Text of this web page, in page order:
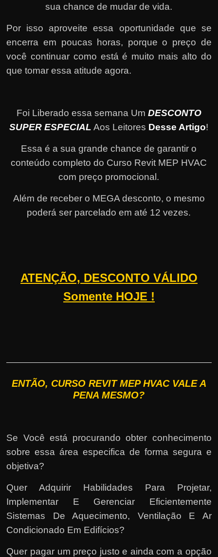
sua chance de mudar de vida.
Por isso aproveite essa oportunidade que se
encerra em poucas horas, porque o preço de
você continuar como está é muito mais alto do
que tomar essa atitude agora.
Foi Liberado essa semana Um DESCONTO
SUPER ESPECIAL Aos Leitores Desse Artigo!
Essa é a sua grande chance de garantir o
conteúdo completo do Curso Revit MEP HVAC
com preço promocional.
Além de receber o MEGA desconto, o mesmo
poderá ser parcelado em até 12 vezes.
ATENÇÃO, DESCONTO VÁLIDO
Somente HOJE !
ENTÃO, CURSO REVIT MEP HVAC VALE A
PENA MESMO?
Se Você está procurando obter conhecimento
sobre essa área especifica de forma segura e
objetiva?
Quer Adquirir Habilidades Para Projetar,
Implementar E Gerenciar Eficientemente
Sistemas De Aquecimento, Ventilação E Ar
Condicionado Em Edifícios?
Quer pagar um preço justo e ainda com a opção